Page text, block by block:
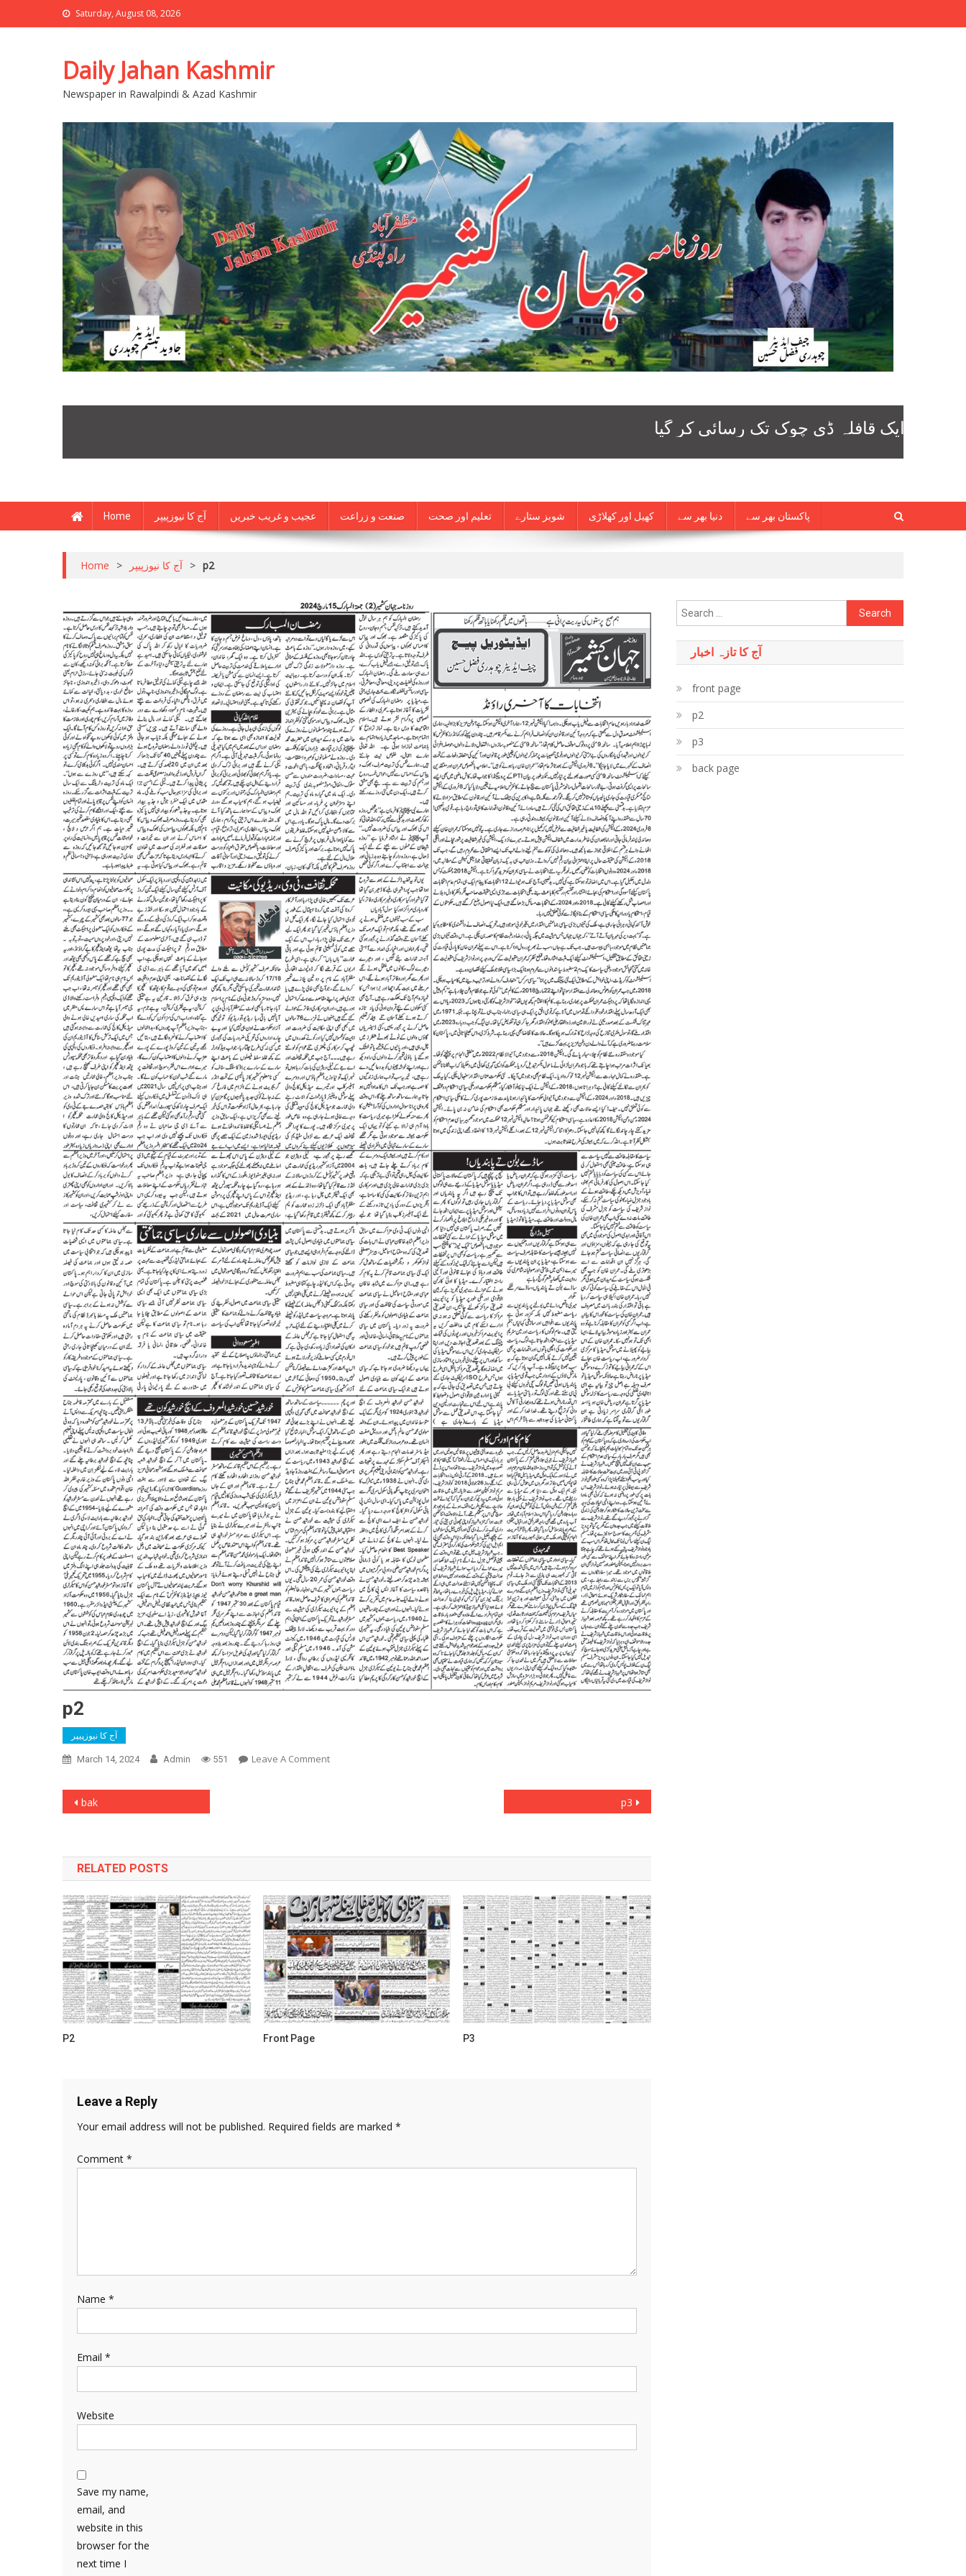
Saturday, August 08, 2026
Daily Jahan Kashmir
Newspaper in Rawalpindi & Azad Kashmir
Home آج کا نیوزپیپر عجیب و غریب خبریں صنعت و زراعت تعلیم اور صحت شوبز ستارے کھیل اور کھلاڑی دنیا بھر سے پاکستان بھر سے
Home > آج کا نیوزپیپر > p2
p2
آج کا نیوزپیپر
March 14, 2024 Admin 551 Leave A CommentOn
Post
bak p3
RELATED POSTS
P2 Front Page P3
Leave a Reply
Your email address will not be published. Required fields are marked *
Comment *
Name *
Email *
Website
Save my name,
email, and
website in this
browser for the
next time I
Search
for:
آج کا تازہ اخبار
front page
p2
p3
back page